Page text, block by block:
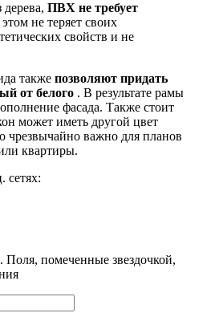
ПВХ не требует
не теряет своих
свойств и не
также позволяют придать
от белого . В результате рамы
фасада. Также стоит
может иметь другой цвет
чрезвычайно важно для планов
квартиры.
сетях:
помеченные звездочкой,